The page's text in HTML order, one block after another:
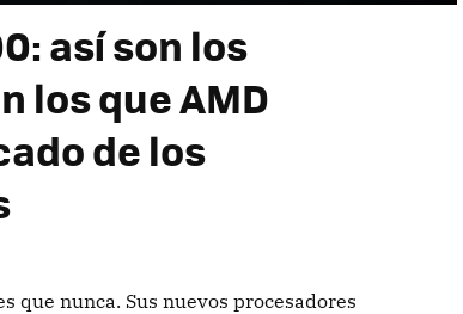
así son los
los que AMD
de los
que nunca. Sus nuevos procesadores